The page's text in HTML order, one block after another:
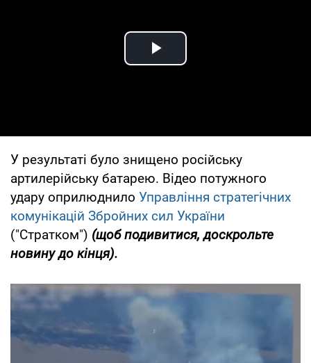
Play Video
У результаті було знищено російську
артилерійську батарею. Відео потужного
удару оприлюднило Управління стратегічних
комунікацій Збройних сил України
("Стратком") (щоб подивитися, доскрольте
новину до кінця).